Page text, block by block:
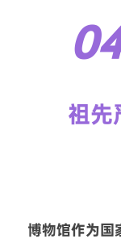
祖先
博物馆作为国